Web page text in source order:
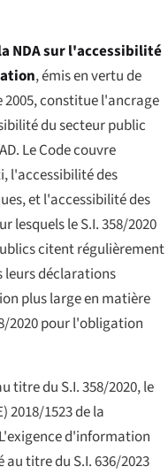
NDA sur l'accessibilité
, émis en vertu de
2005, constitue l'ancrage
du secteur public
Le Code couvre
l'accessibilité des
et l'accessibilité des
lesquels le S.I. 358/2020
citent régulièrement
leurs déclarations
plus large en matière
2020 pour l'obligation
titre du S.I. 358/2020, le
2018/1523 de la
d'information
titre du S.I. 636/2023